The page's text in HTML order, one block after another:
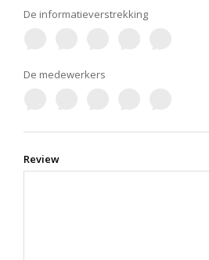
De informatieverstrekking
De medewerkers
Review